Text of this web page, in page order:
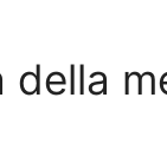
della